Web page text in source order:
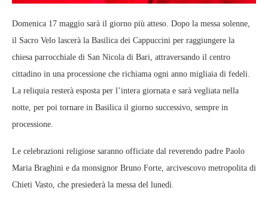
Domenica 17 maggio sarà il giorno più atteso. Dopo la messa solenne,
il Sacro Velo lascerà la Basilica dei Cappuccini per raggiungere la
chiesa parrocchiale di San Nicola di Bari, attraversando il centro
cittadino in una processione che richiama ogni anno migliaia di fedeli.
La reliquia resterà esposta per l’intera giornata e sarà vegliata nella
notte, per poi tornare in Basilica il giorno successivo, sempre in
processione.
Le celebrazioni religiose saranno officiate dal reverendo padre Paolo
Maria Braghini e da monsignor Bruno Forte, arcivescovo metropolita di
Chieti Vasto, che presiederà la messa del lunedì.